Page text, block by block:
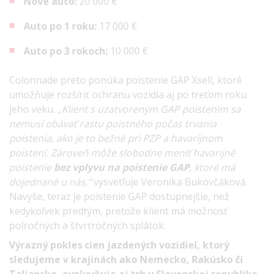
Auto po 1 roku: 17 000 €
Auto po 3 rokoch: 10 000 €
Colonnade preto ponúka poistenie GAP Xsell, ktoré
umožňuje rozšíriť ochranu vozidla aj po treťom roku
jeho veku. „Klient s uzatvoreným GAP poistením sa
nemusí obávať rastu poistného počas trvania
poistenia, ako je to bežné pri PZP a havarijnom
poistení. Zároveň môže slobodne meniť havarijné
poistenie bez vplyvu na poistenie GAP, ktoré má
dojednané u nás,“vysvetľuje Veronika Bukovčáková.
Navyše, teraz je poistenie GAP dostupnejšie, než
kedykoľvek predtým, pretože klient má možnosť
polročných a štvrťročných splátok.
Výrazný pokles cien jazdených vozidiel, ktorý
sledujeme v krajinách ako Nemecko, Rakúsko či